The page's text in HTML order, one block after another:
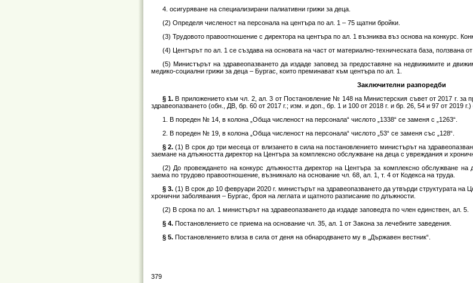
4. осигуряване на специализирани палиативни грижи за деца.
(2) Определя численост на персонала на центъра по ал. 1 – 75 щатни бройки.
(3) Трудовото правоотношение с директора на центъра по ал. 1 възниква въз основа на конкурс.
(4) Центърът по ал. 1 се създава на основата на част от материално-техническата база, ползвана
(5) Министърът на здравеопазването да издаде заповед за предоставяне на недвижимите и
медико-социални грижи за деца – Бургас, които преминават към центъра по ал. 1.
Заключителни разпоредби
§ 1.В приложението към чл. 2, ал. 3 от Постановление № 148 на Министерския съвет от 2017 г. за
здравеопазването (обн., ДВ, бр. 60 от 2017 г.; изм. и доп., бр. 1 и 100 от 2018 г. и бр. 26, 54 и 97 от 2019
1. В пореден № 14, в колона „Обща численост на персонала“ числото „1338“ се заменя с „1263“.
2. В пореден № 19, в колона „Обща численост на персонала“ числото „53“ се заменя със „128“.
§ 2.(1) В срок до три месеца от влизането в сила на постановлението министърът на
заемане на длъжността директор на Центъра за комплексно обслужване на деца с увреждания и
(2) До провеждането на конкурс длъжността директор на Центъра за комплексно обслужване
заема по трудово правоотношение, възникнало на основание чл. 68, ал. 1, т. 4 от Кодекса на труда.
§ 3. (1) В срок до 10 февруари 2020 г. министърът на здравеопазването да утвърди структурата на
хронични заболявания – Бургас, броя на леглата и щатното разписание по длъжности.
(2) В срока по ал. 1 министърът на здравеопазването да издаде заповедта по член единствен, ал. 5.
§ 4. Постановлението се приема на основание чл. 35, ал. 1 от Закона за лечебните заведения.
§ 5. Постановлението влиза в сила от деня на обнародването му в „Държавен вестник“.
379